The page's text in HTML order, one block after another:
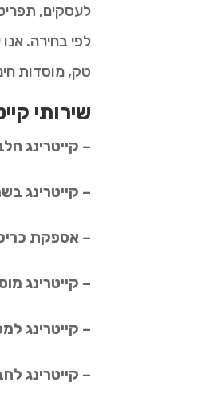
לעסקים,
לפי בחירה.
טק, מוסדות
שירותי
– קייטרינג
– קייטרינג
– אספקת
– קייטרינג
– קייטרינג
– קייטרינג